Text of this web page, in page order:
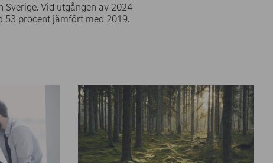
Sverige. Vid utgången av 2024
53 procent jämfört med 2019.